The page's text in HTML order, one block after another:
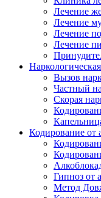
Лечение
Лечение
Лечение
Лечение
Вызов
Частный
Скорая
Кодирование от
Гипноз от
Метод